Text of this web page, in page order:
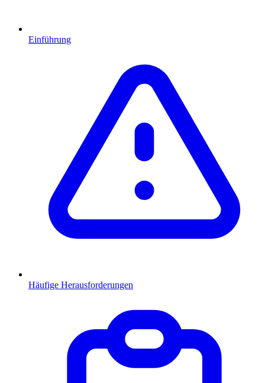
Einführung
Häufige Herausforderungen